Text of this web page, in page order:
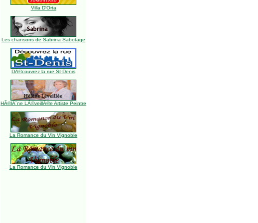
Villa D'Orta
Les chansons de Sabrina Sabotage
DÃ©couvrez la rue St-Denis
HÃ©lÃ¨ne LÃ©veillÃ©e Artiste Peintre
La Romance du Vin Vignoble
La Romance du Vin Vignoble